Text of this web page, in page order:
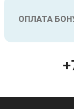
ОПЛАТА